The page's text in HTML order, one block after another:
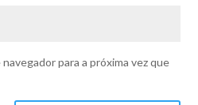
para a próxima vez que